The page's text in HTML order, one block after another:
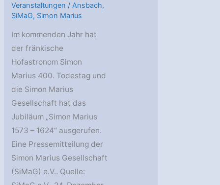
Veranstaltungen /Ansbach,
SiMaG, Simon Marius
Im kommenden Jahr hat
der fränkische
Hofastronom Simon
Marius 400. Todestag und
die Simon Marius
Gesellschaft hat das
Jubiläum „Simon Marius
1573 – 1624“ ausgerufen.
Eine Pressemitteilung der
Simon Marius Gesellschaft
(SiMaG) e.V.. Quelle: